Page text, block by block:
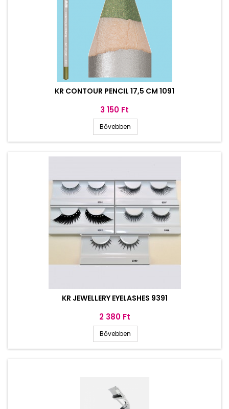
KR CONTOUR PENCIL 17,5 CM 1091
Ár
3 150 Ft
Bővebben
KR JEWELLERY EYELASHES 9391
Ár
2 380 Ft
Bővebben